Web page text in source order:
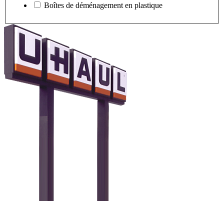
Boîtes de déménagement en plastique